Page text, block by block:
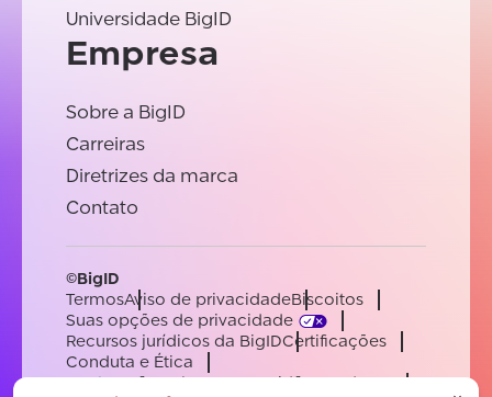
Universidade BigID
Empresa
Sobre a BigID
Carreiras
Diretrizes da marca
Contato
©BigID
TermosAviso de privacidadeBiscoitos
Suas opções de privacidade
Recursos jurídicos da BigIDCertificações
Conduta e Ética
Declaração sobre a escravidão moderna